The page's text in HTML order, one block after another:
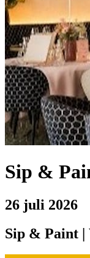
Sip &
26 juli 2026
Sip & Paint |